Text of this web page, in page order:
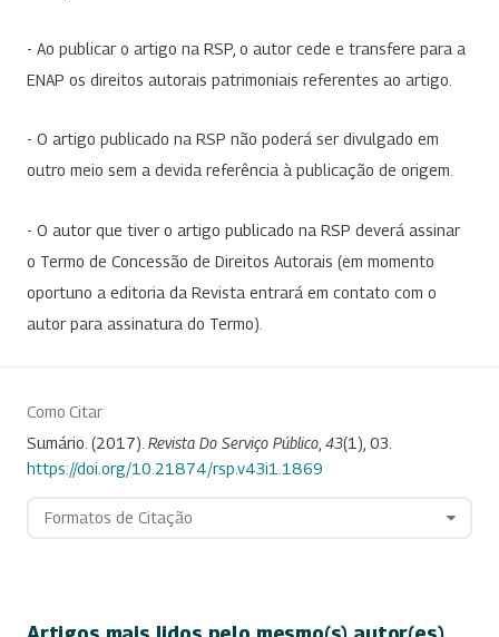
- Ao publicar o artigo na RSP, o autor cede e transfere para a
ENAP os direitos autorais patrimoniais referentes ao artigo.
- O artigo publicado na RSP não poderá ser divulgado em
outro meio sem a devida referência à publicação de origem.
- O autor que tiver o artigo publicado na RSP deverá assinar
o Termo de Concessão de Direitos Autorais (em momento
oportuno a editoria da Revista entrará em contato com o
autor para assinatura do Termo).
Como Citar
Sumário. (2017). Revista Do Serviço Público 43(1), 03.
https://doi.org/10.21874/rsp.v43i1.1869
Formatos de Citação